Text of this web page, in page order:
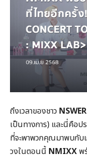
ถึงเวลาของชาว NSWER
เป็นทางการ) และนี่คือป
ที่จะพาพวกคุณมาพบกับ
วงในตอนนี้ NMIXXพ